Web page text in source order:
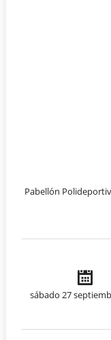
Pabellón
sábado 27